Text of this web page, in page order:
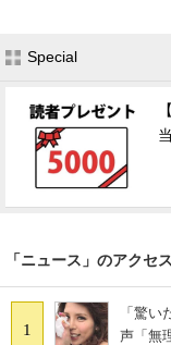
Special
「ニュース」のアクセ
1
「驚
声「無